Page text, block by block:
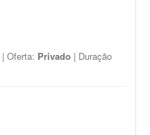
| Oferta: Privado | Duração